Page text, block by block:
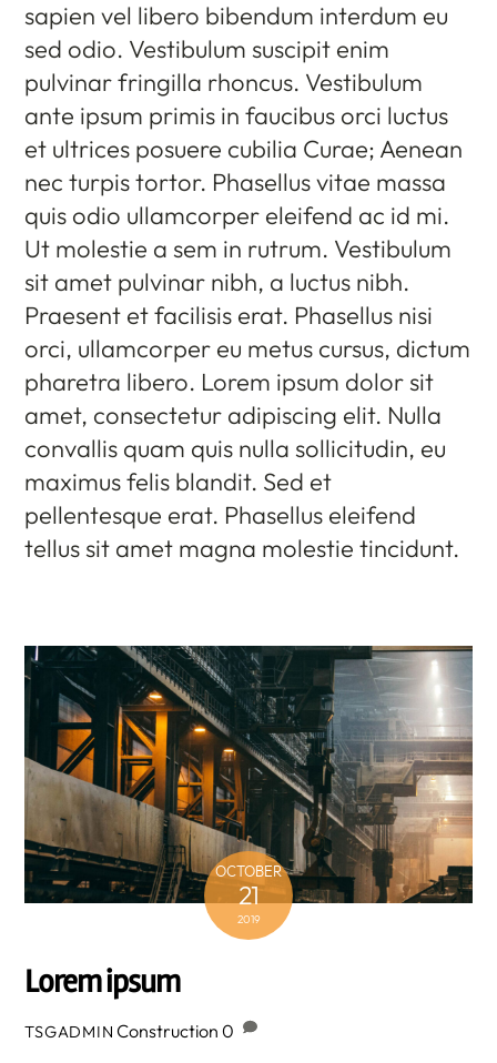
sapien vel libero bibendum interdum eu
sed odio. Vestibulum suscipit enim
pulvinar fringilla rhoncus. Vestibulum
ante ipsum primis in faucibus orci luctus
et ultrices posuere cubilia Curae; Aenean
nec turpis tortor. Phasellus vitae massa
quis odio ullamcorper eleifend ac id mi.
Ut molestie a sem in rutrum. Vestibulum
sit amet pulvinar nibh, a luctus nibh.
Praesent et facilisis erat. Phasellus nisi
orci, ullamcorper eu metus cursus, dictum
pharetra libero. Lorem ipsum dolor sit
amet, consectetur adipiscing elit. Nulla
convallis quam quis nulla sollicitudin, eu
maximus felis blandit. Sed et
pellentesque erat. Phasellus eleifend
tellus sit amet magna molestie tincidunt.
OCTOBER
21
2019
Lorem ipsum
TSGADMIN Construction 0